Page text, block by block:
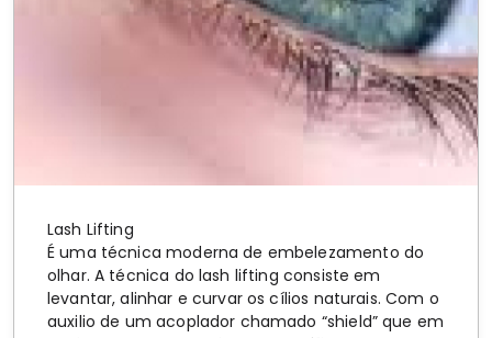
Lash Lifting
É uma técnica moderna de embelezamento do
olhar. A técnica do lash lifting consiste em
levantar, alinhar e curvar os cílios naturais. Com o
auxilio de um acoplador chamado “shield” que em